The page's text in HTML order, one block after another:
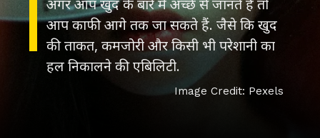
आप काफी आगे तक जा सकते हैं. जैसे कि खुद
की ताकत, कमजोरी और किसी भी परेशानी का
Image Credit: Pexels